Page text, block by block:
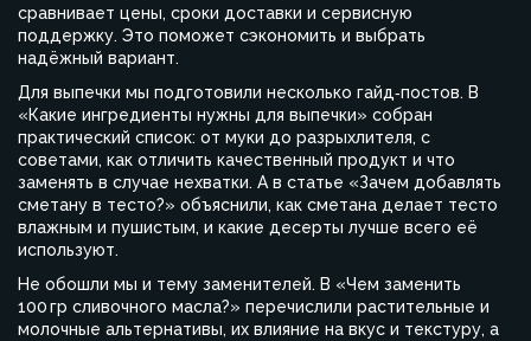
сравнивает цены, сроки доставки и сервисную
поддержку. Это поможет сэкономить и выбрать
надёжный вариант.
Для выпечки мы подготовили несколько гайд‑постов. В
«Какие ингредиенты нужны для выпечки» собран
практический список: от муки до разрыхлителя, с
советами, как отличить качественный продукт и что
заменять в случае нехватки. А в статье «Зачем добавлять
сметану в тесто?» объяснили, как сметана делает тесто
влажным и пушистым, и какие десерты лучше всего её
используют.
Не обошли мы и тему заменителей. В «Чем заменить
100 гр сливочного масла?» перечислили растительные и
молочные альтернативы, их влияние на вкус и текстуру, а